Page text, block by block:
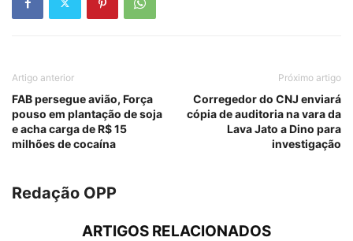
Artigo anterior
FAB persegue avião, Força
pouso em plantação de soja
e acha carga de R$ 15
milhões de cocaína
Próximo artigo
Corregedor do CNJ enviará
cópia de auditoria na vara da
Lava Jato a Dino para
investigação
Redação OPP
ARTIGOS RELACIONADOS